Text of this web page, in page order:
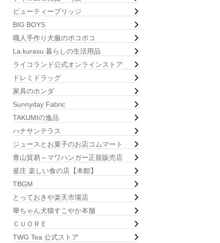
ビューティーブリッジ
BIG BOYS
職人手作り犬服のポコポコ
La.kurasu 暮らしの生活用品
ライコランド公式オンラインストア
ドレミドラッグ
家具のホンダ
Sunnyday Fabric
TAKUMIの逸品
ハナサンテラス
ジュースとお菓子のお店コムマート
青山貿易～マワハンガー正規販売店
釜庄 楽しい食の店【本館】
TBGM
とっておきや楽天市場店
華ちゃん犬猫すこやか本舗
ＣＵＯＲＥ
TWG Tea 公式ストア